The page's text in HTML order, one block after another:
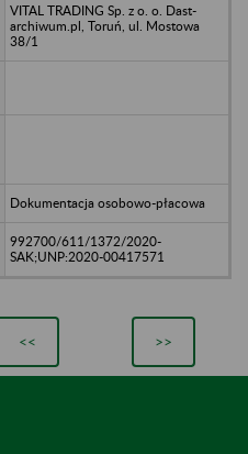
VITAL TRADING Sp. z o. o. Dast-
archiwum.pl, Toruń, ul. Mostowa
38/1
Dokumentacja osobowo-płacowa
992700/611/1372/2020-
SAK;UNP:2020-00417571
<< >>